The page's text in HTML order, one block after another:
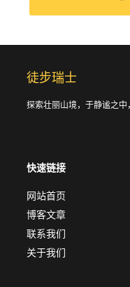
徒步瑞士
探索壮丽山境，于静谧之中
快速链接
网站首页
博客文章
联系我们
关于我们